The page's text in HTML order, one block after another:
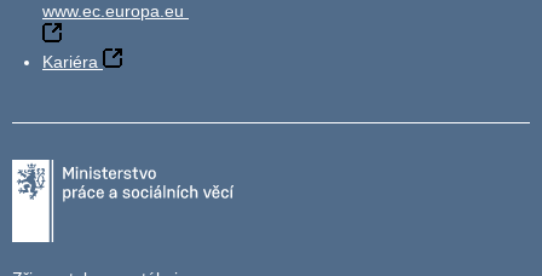
www.ec.europa.eu
Kariéra